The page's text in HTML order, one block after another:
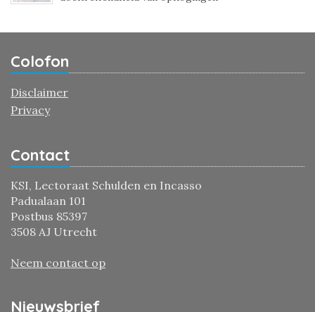
Colofon
Disclaimer
Privacy
Contact
KSI, Lectoraat Schulden en Incasso
Padualaan 101
Postbus 85397
3508 AJ Utrecht
Neem contact op
Nieuwsbrief